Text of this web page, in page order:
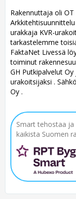
Rakennuttaja oli
urakkaja KVR-
tarkastelemme
FaktaNet Livessä
toiminut
GH Putkipalvelut
urakoitsijaksi .
Oy .
Smart tehostaa
kaikista Suomen